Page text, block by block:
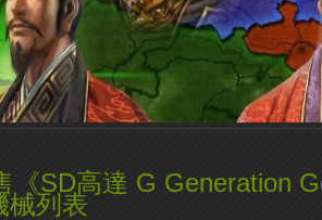
《SD高達 G Generation
械列表